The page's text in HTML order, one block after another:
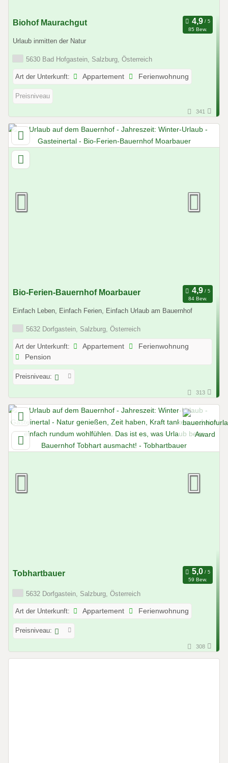
Biohof Maurachgut
85 Bew.
Urlaub inmitten der Natur
5630 Bad Hofgastein, Salzburg, Österreich
Art der Unterkunft: Appartement Ferienwohnung
Preisniveau
341
Bio-Ferien-Bauernhof Moarbauer
84 Bew.
Einfach Leben, Einfach Ferien, Einfach Urlaub am Bauernhof
5632 Dorfgastein, Salzburg, Österreich
Art der Unterkunft: Appartement
Ferienwohnung
Pension
Preisniveau:
313
Tobhartbauer
59 Bew.
5632 Dorfgastein, Salzburg, Österreich
Art der Unterkunft: Appartement Ferienwohnung
Preisniveau:
308